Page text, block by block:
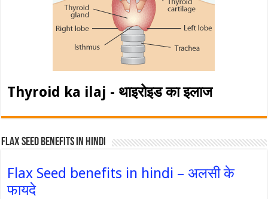
Thyroid ka ilaj - थाइरोइड का इलाज
Flax Seed Benefits in hindi
Flax Seed benefits in hindi – अलसी के
फायदे